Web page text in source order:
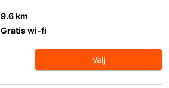
9.6 km
Gratis wi-fi
Välj